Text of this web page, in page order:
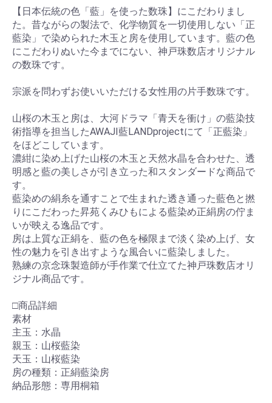
【日本伝統の色「藍」を使った数珠】にこだわりまし
た。昔ながらの製法で、化学物質を一切使用しない「正
藍染」で染められた木玉と房を使用しています。藍の色
にこだわりぬいた今までにない、神戸珠数店オリジナル
の数珠です。
宗派を問わずお使いいただける女性用の片手数珠です。
山桜の木玉と房は、大河ドラマ「青天を衝け」の藍染技
術指導を担当したAWAJI藍LANDprojectにて「正藍染」
をほどこしています。
濃紺に染め上げた山桜の木玉と天然水晶を合わせた、透
明感と藍の美しさが引き立った和スタンダードな商品で
す。
藍染めの絹糸を通すことで生まれた透き通った藍色と撚
りにこだわった昇苑くみひもによる藍染め正絹房の佇ま
いが映える逸品です。
房は上質な正絹を、藍の色を極限まで淡く染め上げ、女
性の魅力を引き出すような風合いに藍染しました。
熟練の京念珠製造師が手作業で仕立てた神戸珠数店オリ
ジナル商品です。
□商品詳細
素材
主玉：水晶
親玉：山桜藍染
天玉：山桜藍染
房の種類：正絹藍染房
納品形態：専用桐箱